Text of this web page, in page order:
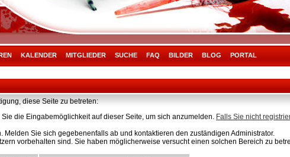
KALENDER MITGLIEDER SUCHE FAQ BILDER BLOG PORTAL
diese Seite zu betreten:
die Eingabemöglichkeit auf dieser Seite, um sich anzumelden. Falls Sie nicht
Melden Sie sich gegebenenfalls ab und kontaktieren den zuständigen Administrator.
vorbehalten sind. Sie haben möglicherweise versucht einen solchen Bereich zu